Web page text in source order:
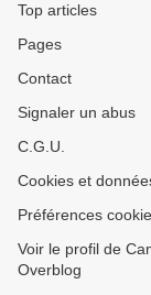
Top articles
Pages
Contact
Signaler un abus
C.G.U.
Cookies et
Préférences
Voir le profil de
Overblog